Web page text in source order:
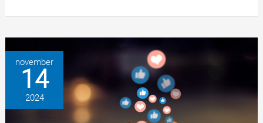
claims
na
diefstal
van
Facebook-
november
14
2024